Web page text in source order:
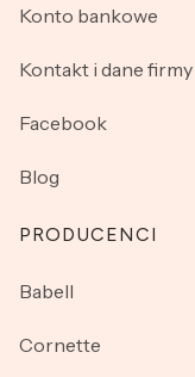
Konto bankowe
Kontakt i dane firmy
Facebook
Blog
PRODUCENCI
Babell
Cornette